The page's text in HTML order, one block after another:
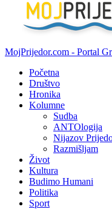
MojPrijedor.com - Portal
Početna
Društvo
Hronika
Kolumne
Sudba
ANTOlogija
Nijazov
Razmišljam
Život
Kultura
Budimo Humani
Politika
Sport